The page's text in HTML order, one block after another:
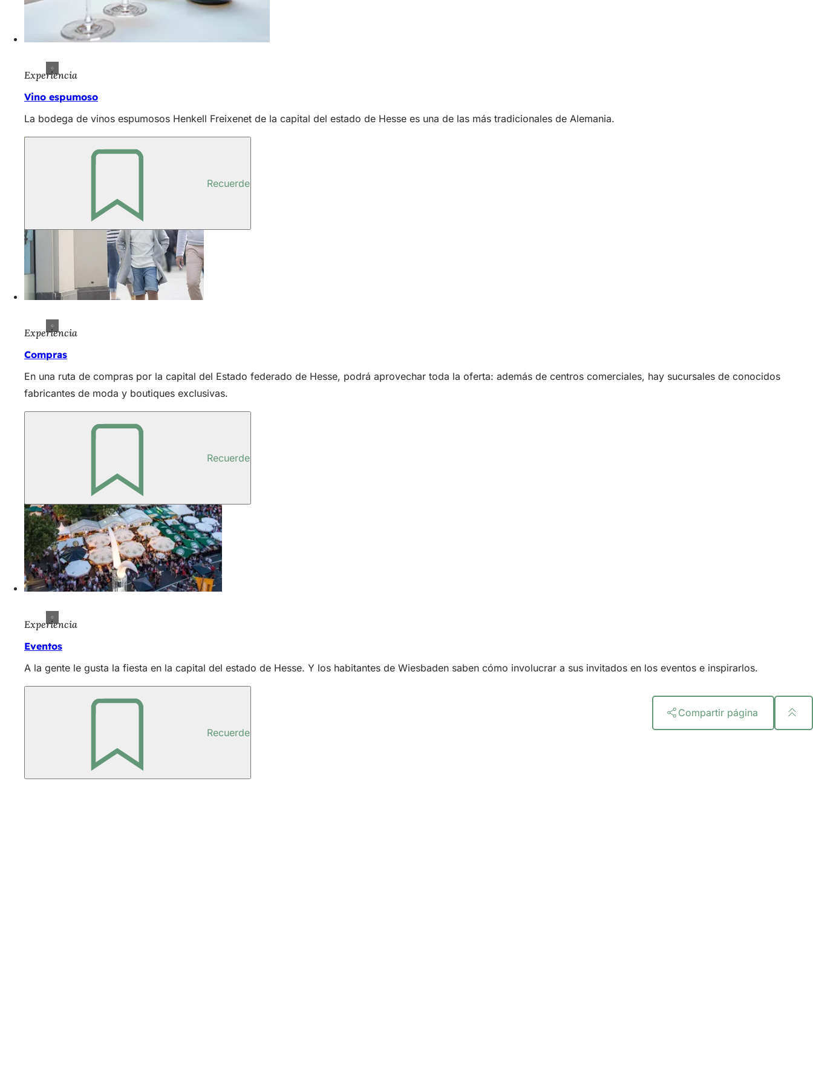
Experiencia
Vino espumoso
La bodega de vinos espumosos Henkell Freixenet de la capital del estado de Hesse es una de las más tradicionales de Alemania.
Recuerde
Experiencia
Compras
En una ruta de compras por la capital del Estado federado de Hesse, podrá aprovechar toda la oferta: además de centros comerciales, hay sucursales de conocidos
fabricantes de moda y boutiques exclusivas.
Recuerde
Experiencia
Eventos
A la gente le gusta la fiesta en la capital del estado de Hesse. Y los habitantes de Wiesbaden saben cómo involucrar a sus invitados en los eventos e inspirarlos.
Recuerde
Compartir página
de